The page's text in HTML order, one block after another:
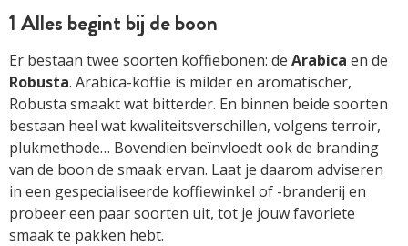
1 Alles begint bij de boon
Er bestaan twee soorten koffiebonen: de Arabica en de
Robusta. Arabica-koffie is milder en aromatischer,
Robusta smaakt wat bitterder. En binnen beide soorten
bestaan heel wat kwaliteitsverschillen, volgens terroir,
plukmethode… Bovendien beïnvloedt ook de branding
van de boon de smaak ervan. Laat je daarom adviseren
in een gespecialiseerde koffiewinkel of -branderij en
probeer een paar soorten uit, tot je jouw favoriete
smaak te pakken hebt.